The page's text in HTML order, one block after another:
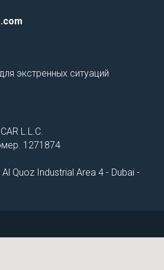
экстренных ситуаций
L.L.C.
1271874
Quoz Industrial Area 4 - Dubai -